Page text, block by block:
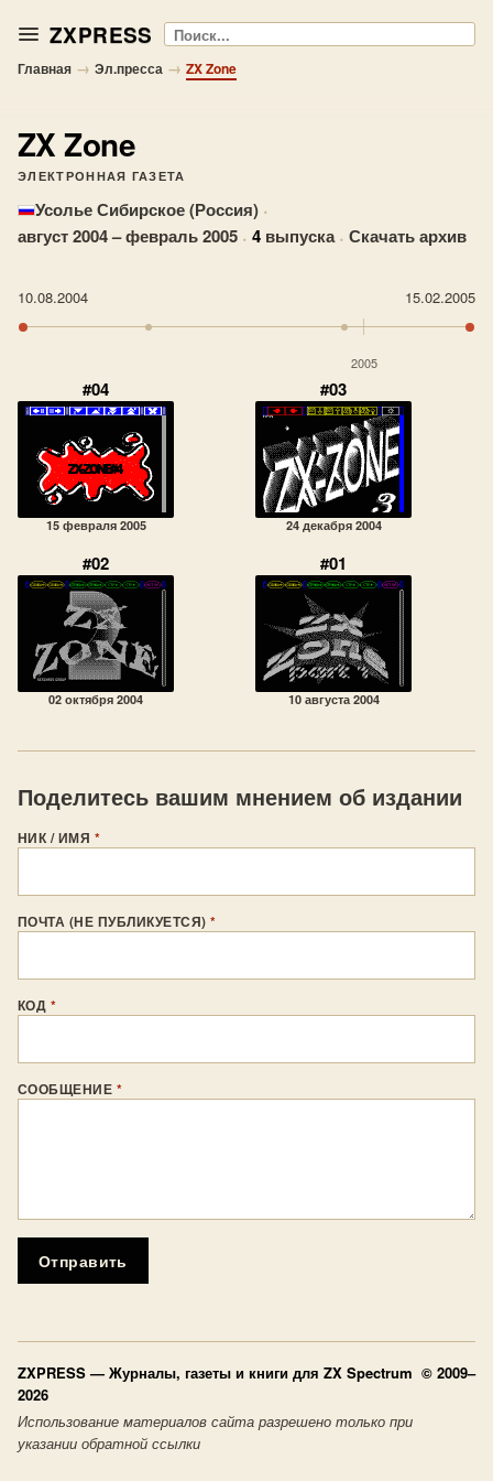
ZXPRESS Поиск
Главная → Эл.пресса → ZX Zone
ZX Zone
ЭЛЕКТРОННАЯ ГАЗЕТА
Усолье Сибирское (Россия) ·
август 2004 – февраль 2005 · 4 выпуска · Скачать архив
10.08.2004 15.02.2005
2005
#04
15 февраля 2005
#03
24 декабря 2004
#02
02 октября 2004
#01
10 августа 2004
Поделитесь вашим мнением об издании
НИК / ИМЯ *
ПОЧТА (НЕ ПУБЛИКУЕТСЯ)*
КОД *
СООБЩЕНИЕ *
Отправить
ZXPRESS — Журналы, газеты и книги для ZX Spectrum © 2009–
2026
Использование материалов сайта разрешено только при
указании обратной ссылки